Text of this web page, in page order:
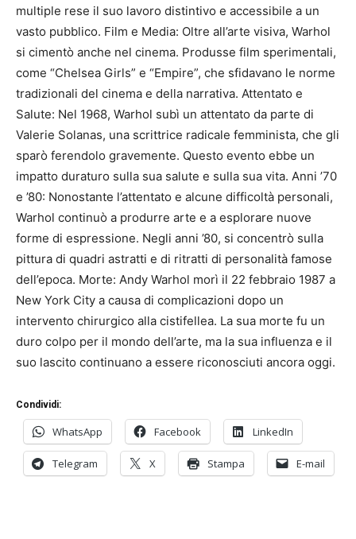
multiple rese il suo lavoro distintivo e accessibile a un
vasto pubblico. Film e Media: Oltre all’arte visiva, Warhol
si cimentò anche nel cinema. Produsse film sperimentali,
come “Chelsea Girls” e “Empire”, che sfidavano le norme
tradizionali del cinema e della narrativa. Attentato e
Salute: Nel 1968, Warhol subì un attentato da parte di
Valerie Solanas, una scrittrice radicale femminista, che gli
sparò ferendolo gravemente. Questo evento ebbe un
impatto duraturo sulla sua salute e sulla sua vita. Anni ’70
e ’80: Nonostante l’attentato e alcune difficoltà personali,
Warhol continuò a produrre arte e a esplorare nuove
forme di espressione. Negli anni ’80, si concentrò sulla
pittura di quadri astratti e di ritratti di personalità famose
dell’epoca. Morte: Andy Warhol morì il 22 febbraio 1987 a
New York City a causa di complicazioni dopo un
intervento chirurgico alla cistifellea. La sua morte fu un
duro colpo per il mondo dell’arte, ma la sua influenza e il
suo lascito continuano a essere riconosciuti ancora oggi.
Condividi:
WhatsApp Facebook LinkedIn
Telegram X Stampa E-mail